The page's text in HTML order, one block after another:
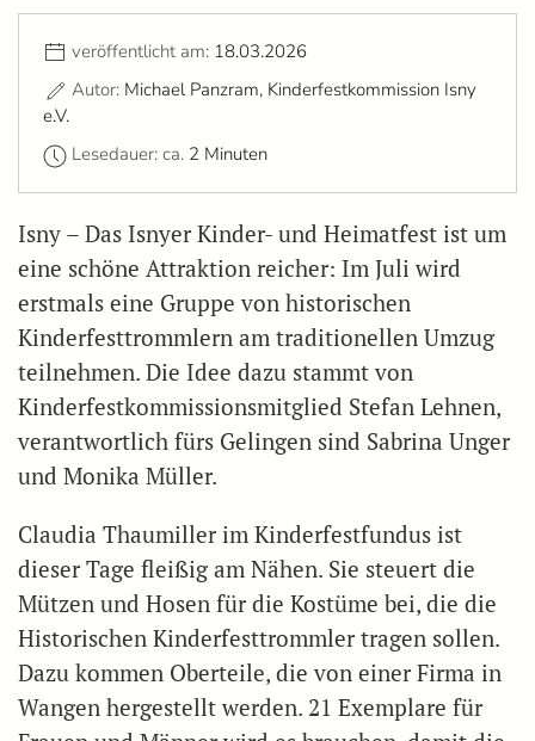
veröffentlicht am: 18.03.2026
Autor: Michael Panzram, Kinderfestkommission Isny
e.V.
Lesedauer: ca. 2 Minuten
Isny – Das Isnyer Kinder- und Heimatfest ist um
eine schöne Attraktion reicher: Im Juli wird
erstmals eine Gruppe von historischen
Kinderfesttrommlern am traditionellen Umzug
teilnehmen. Die Idee dazu stammt von
Kinderfestkommissionsmitglied Stefan Lehnen,
verantwortlich fürs Gelingen sind Sabrina Unger
und Monika Müller.
Claudia Thaumiller im Kinderfestfundus ist
dieser Tage fleißig am Nähen. Sie steuert die
Mützen und Hosen für die Kostüme bei, die die
Historischen Kinderfesttrommler tragen sollen.
Dazu kommen Oberteile, die von einer Firma in
Wangen hergestellt werden. 21 Exemplare für